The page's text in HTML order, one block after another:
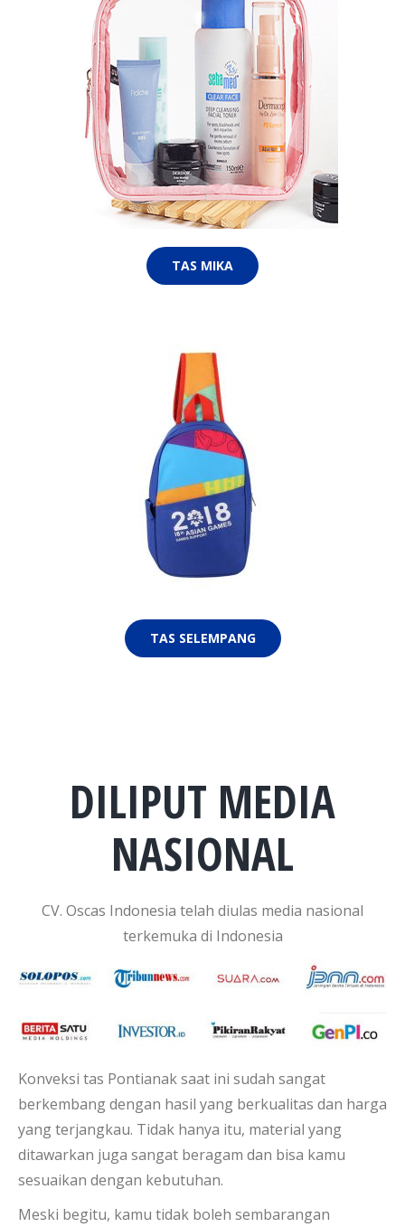
TAS MIKA
TAS SELEMPANG
DILIPUT MEDIA
NASIONAL
CV. Oscas Indonesia telah diulas media nasional
terkemuka di Indonesia
Konveksi tas Pontianak saat ini sudah sangat
berkembang dengan hasil yang berkualitas dan harga
yang terjangkau. Tidak hanya itu, material yang
ditawarkan juga sangat beragam dan bisa kamu
sesuaikan dengan kebutuhan.
Meski begitu, kamu tidak boleh sembarangan